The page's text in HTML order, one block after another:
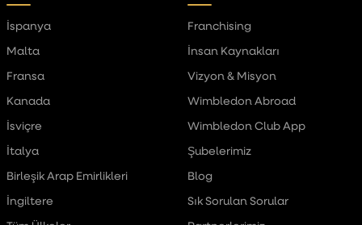
İspanya
Malta
Fransa
Kanada
İsviçre
İtalya
Birleşik Arap Emirlikleri
İngiltere
Franchising
İnsan Kaynakları
Vizyon & Misyon
Wimbledon Abroad
Wimbledon Club App
Şubelerimiz
Blog
Sık Sorulan Sorular